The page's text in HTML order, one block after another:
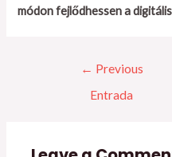
módon fejlődhessen a
← Previous
Entrada